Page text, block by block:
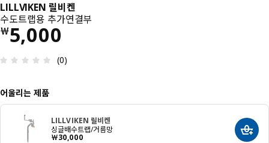
LILLVIKEN 릴비켄
수도트랩용 추가연결부
￦5,000
가격 ￦ 5000
상품평: 0 / 5 개의 별점. 전체 리뷰: 0
(0)
어울리는 제품
LILLVIKEN 릴비켄
싱글배수트랩/거름망
￦30,000
가격 ￦ 30000 장바구